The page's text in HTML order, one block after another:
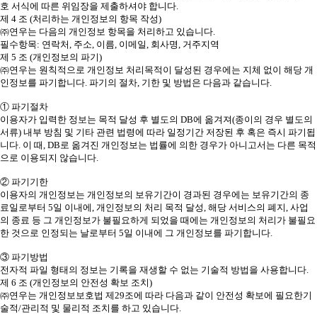
호 서식에 따른 위임장을 제출하셔야 합니다.
제 4 조 (처리하는 개인정보의 항목 작성)
㈜연우는 다음의 개인정보 항목을 처리하고 있습니다.
필수항목: 연락처, 주소, 이름, 이메일, 회사명, 거주지역
제 5 조 (개인정보의 파기)
㈜연우는 원칙적으로 개인정보 처리목적이 달성된 경우에는 지체 없이 해당 개
인정보를 파기합니다. 파기의 절차, 기한 및 방법은 다음과 같습니다.
① 파기절차
이용자가 입력한 정보는 목적 달성 후 별도의 DB에 옮겨져(종이의 경우 별도의
서류) 내부 방침 및 기타 관련 법령에 따라 일정기간 저장된 후 혹은 즉시 파기됩
니다. 이 때, DB로 옮겨진 개인정보는 법률에 의한 경우가 아니고서는 다른 목적
으로 이용되지 않습니다.
② 파기기한
이용자의 개인정보는 개인정보의 보유기간이 경과된 경우에는 보유기간의 종
료일로부터 5일 이내에, 개인정보의 처리 목적 달성, 해당 서비스의 폐지, 사업
의 종료 등 그 개인정보가 불필요하게 되었을 때에는 개인정보의 처리가 불필요
한 것으로 인정되는 날로부터 5일 이내에 그 개인정보를 파기합니다.
③ 파기방법
전자적 파일 형태의 정보는 기록을 재생할 수 없는 기술적 방법을 사용합니다.
제 6 조 (개인정보의 안전성 확보 조치)
㈜연우는 개인정보보호법 제29조에 따라 다음과 같이 안전성 확보에 필요한기
술적/관리적 및 물리적 조치를 하고 있습니다.